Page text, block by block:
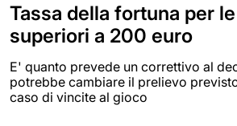
Tassa della fortuna per
superiori a 200 euro
E' quanto prevede un correttivo al
potrebbe cambiare il prelievo
caso di vincite al gioco